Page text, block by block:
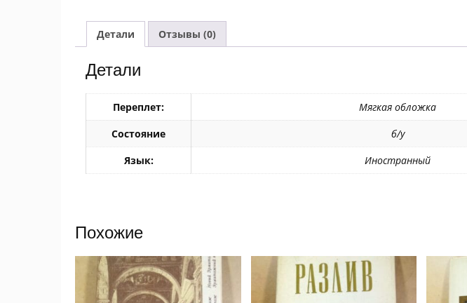
Детали Отзывы (0)
Детали
Переплет:
Мягкая обложка
Состояние
б/у
Язык:
Иностранный
Похожие